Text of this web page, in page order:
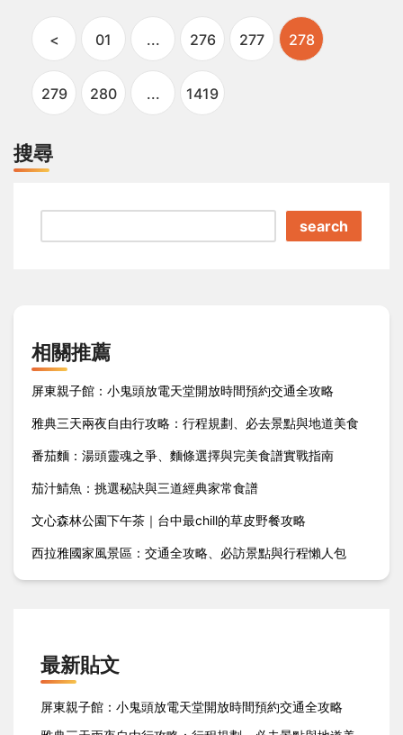
< 01 ... 276 277 278
279 280 ... 1419
搜尋
search
相關推薦
屏東親子館：小鬼頭放電天堂開放時間預約交通全攻略
雅典三天兩夜自由行攻略：行程規劃、必去景點與地道美食
番茄麵：湯頭靈魂之爭、麵條選擇與完美食譜實戰指南
茄汁鯖魚：挑選秘訣與三道經典家常食譜
文心森林公園下午茶｜台中最chill的草皮野餐攻略
西拉雅國家風景區：交通全攻略、必訪景點與行程懶人包
最新貼文
屏東親子館：小鬼頭放電天堂開放時間預約交通全攻略